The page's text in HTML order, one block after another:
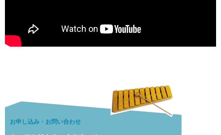
お申し込み・お問い合わせ